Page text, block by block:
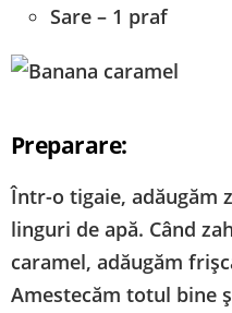
Sare – 1 praf
Preparare:
Într-o tigaie, adăugăm
linguri de apă. Când
caramel, adăugăm
Amestecăm totul bine